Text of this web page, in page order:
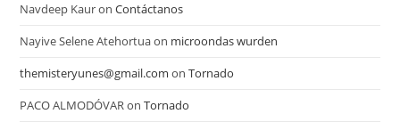
Navdeep KauronContáctanos
Nayive Selene Atehortuaon microondas wurden
themisteryunes@gmail.com onTornado
PACO ALMODÓVARonTornado